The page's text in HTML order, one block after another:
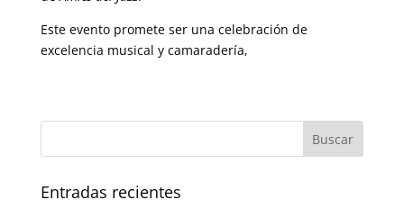
Este evento promete ser una celebración de
excelencia musical y camaradería,
Entradas recientes